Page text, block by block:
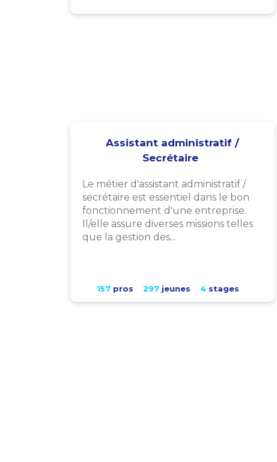
Assistant administratif /
Secrétaire
Le métier d'assistant administratif /
secrétaire est essentiel dans le bon
fonctionnement d'une entreprise.
Il/elle assure diverses missions telles
que la gestion des...
157pros 297jeunes 4stages